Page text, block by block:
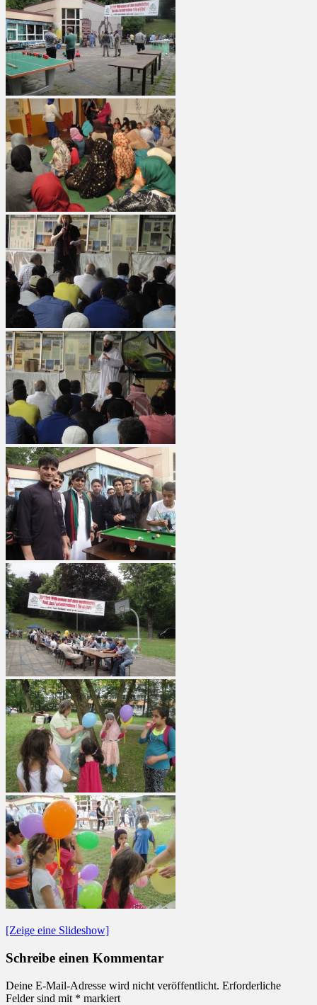
[Zeige eine Slideshow]
Schreibe einen Kommentar
Deine E-Mail-Adresse wird nicht veröffentlicht. Erforderliche
Felder sind mit * markiert